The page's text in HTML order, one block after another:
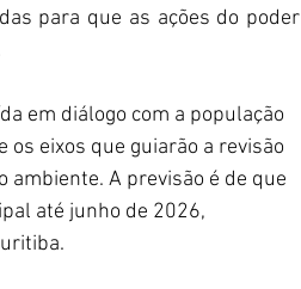
para que as ações do poder
em diálogo com a população
eixos que guiarão a revisão
ambiente. A previsão é de que
até junho de 2026,